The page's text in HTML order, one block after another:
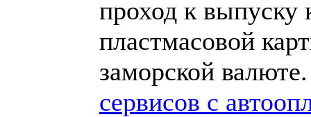
проход к выпуску
пластмасовой
заморской
сервисов с